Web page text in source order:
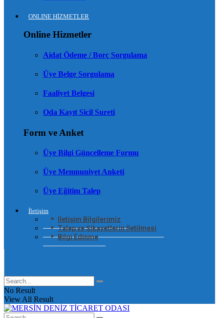
ONLINE HİZMETLER
Online Hizmetler
Aidat Ödeme / Borç Sorgulama
Üye Belge Sorgulama
Faaliyet Belgesi
Oda Kayıt Sicil Sureti
Form ve Anket
Üye Bilgi Güncelleme Formu
Üye Memnuniyet Anketi
Üye Eğitim Talep
İletişim
İletişim Bilgilerimiz
Talep ve Şikayetlerin İletilmesi
Bilgi Edinme
No Result
View All Result